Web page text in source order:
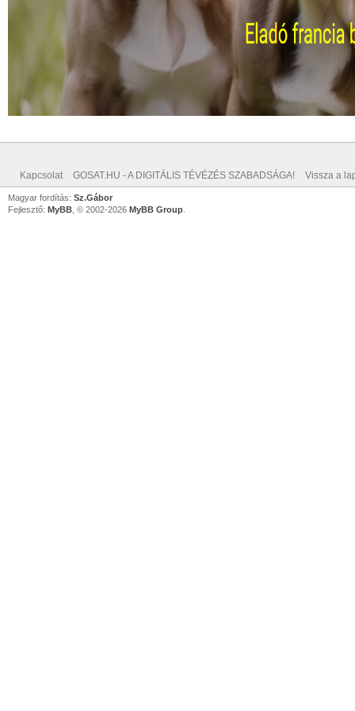
Kapcsolat GOSAT.HU - A DIGITÁLIS TÉVÉZÉS SZABADSÁGA! Vissza a
Magyar fordítás: Sz.Gábor
Fejlesztő: MyBB , © 2002-2026 MyBB Group